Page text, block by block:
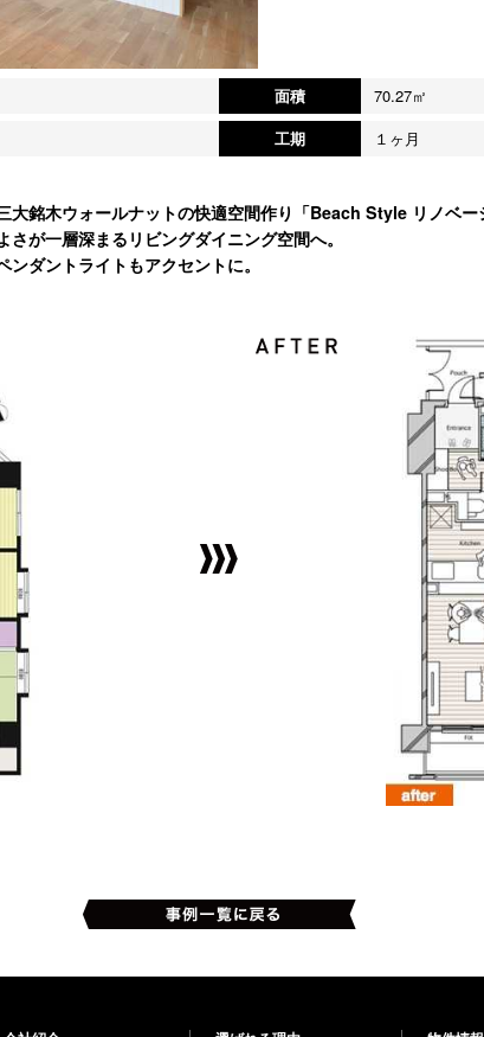
面積
70.27㎡
工期 １ヶ月
大銘木ウォールナットの快適空間作り「Beach Style リノベー
が一層深まるリビングダイニング空間へ。
ダントライトもアクセントに。